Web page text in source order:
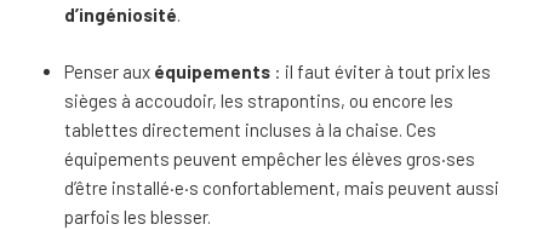
d’ingéniosité.
Penser aux équipements: il faut éviter à tout prix les
sièges à accoudoir, les strapontins, ou encore les
tablettes directement incluses à la chaise. Ces
équipements peuvent empêcher les élèves gros·ses
d’être installé·e·s confortablement, mais peuvent aussi
parfois les blesser.